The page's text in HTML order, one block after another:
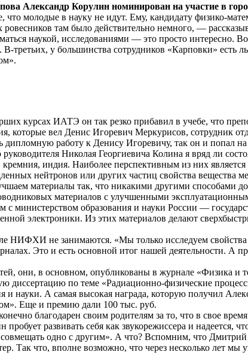
Александр Корулин номинирован на участие в
молодые в науку не идут. Ему, кандидату физико­-
ровесников там было действительно немного, —
наукой, исследованиями — это просто интересно.
третьих, у большинства сотрудников «Карповки»
курсах ИАТЭ он так резко прибавил в учебе, что
которые вел Денис Игоревич Меркурисов, сотрудник
работу к Денису Игоревичу, так он и попал
Николая Георгиевича Колина я вряд ли
индия. Наиболее перспективным из них
нейтронов или других частиц свойства
материалы так, что никакими другими способами
материалов с улучшенными
министерством образования и науки России —
электроники. Из этих материалов делают
НИФХИ не занимаются. «Мы только исследуем
Это и есть основной итог нашей деятельности. А
они, в основном, опубликованы в журнале «Физика и
по теме «Радиационно-­физические
и науки. А самая высокая награда, которую получил
Еще и премию дали 100 тыс. руб.
благодарен своим родителям за то, что в свое
развивать себя как звукорежиссера и надеется,
одно с другим». А что? Вспомним, что
Так что, вполне возможно, что через несколько лет мы